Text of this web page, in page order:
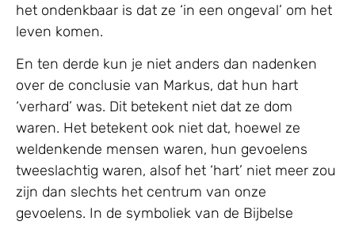
het ondenkbaar is dat ze ‘in een ongeval’ om het
leven komen.
En ten derde kun je niet anders dan nadenken
over de conclusie van Markus, dat hun hart
‘verhard’ was. Dit betekent niet dat ze dom
waren. Het betekent ook niet dat, hoewel ze
weldenkende mensen waren, hun gevoelens
tweeslachtig waren, alsof het ‘hart’ niet meer zou
zijn dan slechts het centrum van onze
gevoelens. In de symboliek van de Bijbelse